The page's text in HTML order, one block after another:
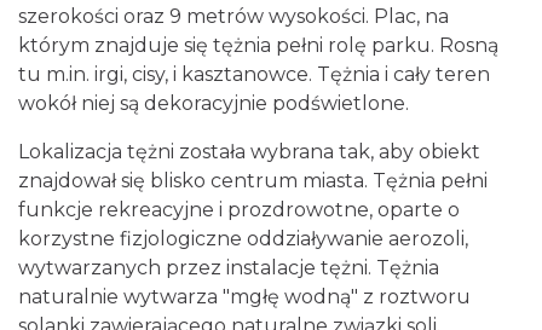
szerokości oraz 9 metrów wysokości. Plac, na
którym znajduje się tężnia pełni rolę parku. Rosną
tu m.in. irgi, cisy, i kasztanowce. Tężnia i cały teren
wokół niej są dekoracyjnie podświetlone.
Lokalizacja tężni została wybrana tak, aby obiekt
znajdował się blisko centrum miasta. Tężnia pełni
funkcje rekreacyjne i prozdrowotne, oparte o
korzystne fizjologiczne oddziaływanie aerozoli,
wytwarzanych przez instalacje tężni. Tężnia
naturalnie wytwarza "mgłę wodną" z roztworu